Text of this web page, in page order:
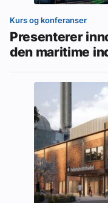
Kurs og konferanser
Presenterer
den maritime